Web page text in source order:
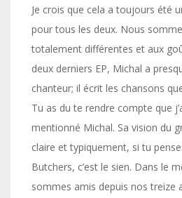
Je crois que cela a toujours été
pour tous les deux. Nous
totalement différentes et aux
deux derniers EP, Michal a
chanteur; il écrit les chansons
Tu as du te rendre compte que
mentionné Michal. Sa vision du
claire et typiquement, si tu
Butchers, c’est le sien. Dans le
sommes amis depuis nos treize